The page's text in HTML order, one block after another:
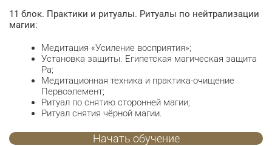
11 блок. Практики и ритуалы. Ритуалы по нейтрализации
магии:
Медитация «Усиление восприятия»;
Установка защиты. Египетская магическая защита
Ра;
Медитационная техника и практика-очищение
Первоэлемент;
Ритуал по снятию сторонней магии;
Ритуал снятия чёрной магии.
Начать обучение